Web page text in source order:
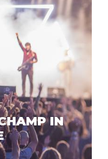
IN